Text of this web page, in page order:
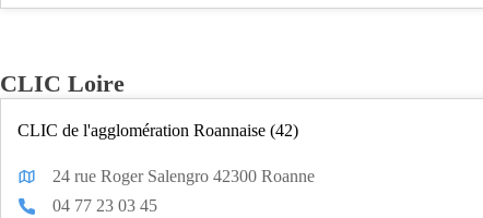
CLIC Loire
CLIC de l'agglomération Roannaise (42)
24 rue Roger Salengro 42300 Roanne
04 77 23 03 45